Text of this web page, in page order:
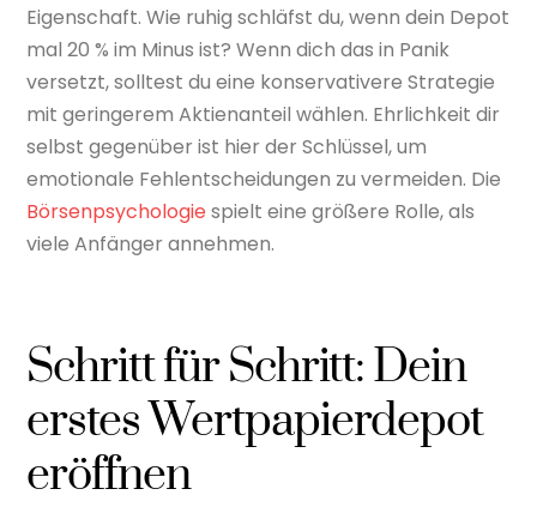
Eigenschaft. Wie ruhig schläfst du, wenn dein Depot
mal 20 % im Minus ist? Wenn dich das in Panik
versetzt, solltest du eine konservativere Strategie
mit geringerem Aktienanteil wählen. Ehrlichkeit dir
selbst gegenüber ist hier der Schlüssel, um
emotionale Fehlentscheidungen zu vermeiden. Die
Börsenpsychologie spielt eine größere Rolle, als
viele Anfänger annehmen.
Schritt für Schritt: Dein
erstes Wertpapierdepot
eröffnen